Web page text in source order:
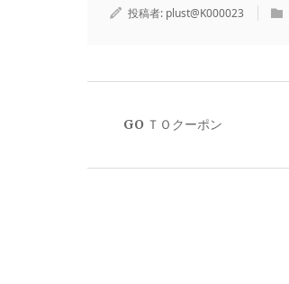
投稿者: plust@K000023
GO ＴＯクーポン